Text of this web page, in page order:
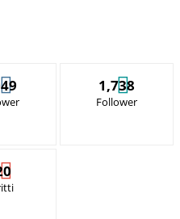
1,738
Follower